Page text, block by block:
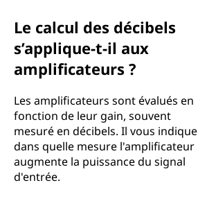
Le calcul des décibels
s’applique-t-il aux
amplificateurs ?
Les amplificateurs sont évalués en
fonction de leur gain, souvent
mesuré en décibels. Il vous indique
dans quelle mesure l'amplificateur
augmente la puissance du signal
d'entrée.